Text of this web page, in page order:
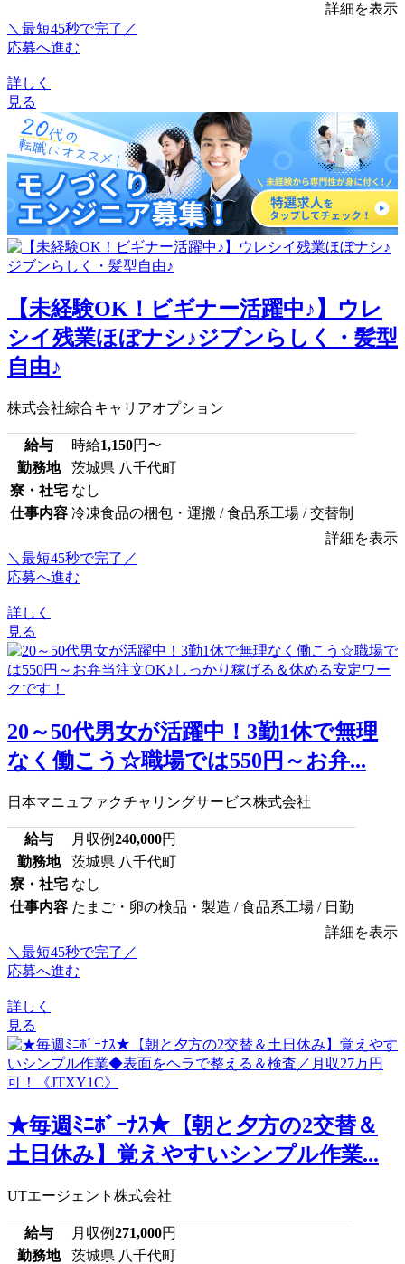
詳細を表示
＼最短45秒で完了／
応募へ進む
詳しく
見る
【未経験OK！ビギナー活躍中♪】ウレ
シイ残業ほぼナシ♪ジブンらしく・髪型
自由♪
株式会社綜合キャリアオプション
給与 時給1,150円〜
勤務地
茨城県 八千代町
寮・社宅 なし
仕事内容 冷凍食品の梱包・運搬 / 食品系工場 / 交替制
詳細を表示
＼最短45秒で完了／
応募へ進む
詳しく
見る
20～50代男女が活躍中！3勤1休で無理
なく働こう☆職場では550円～お弁...
日本マニュファクチャリングサービス株式会社
給与 月収例240,000円
勤務地
茨城県 八千代町
寮・社宅 なし
仕事内容 たまご・卵の検品・製造 / 食品系工場 / 日勤
詳細を表示
＼最短45秒で完了／
応募へ進む
詳しく
見る
★毎週ﾐﾆﾎﾞｰﾅｽ★【朝と夕方の2交替＆
土日休み】覚えやすいシンプル作業...
UTエージェント株式会社
給与 月収例271,000円
勤務地
茨城県 八千代町